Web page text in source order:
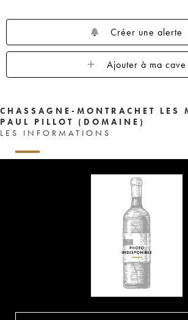
Créer une alerte
Ajouter à ma cave
CHASSAGNE-MONTRACHET LES
PAUL PILLOT (DOMAINE)
LES INFORMATIONS